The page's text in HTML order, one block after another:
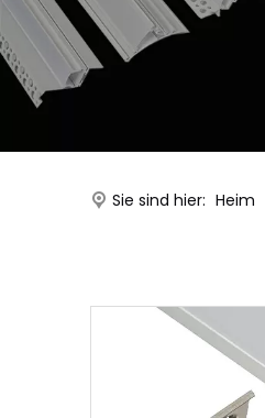
Sie sind hier: Heim